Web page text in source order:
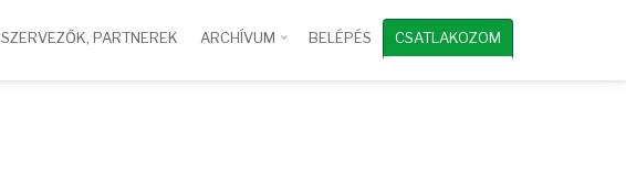
SZERVEZŐK, PARTNEREK ARCHÍVUM BELÉPÉS CSATLAKOZOM